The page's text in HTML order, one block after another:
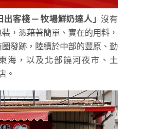
出客棧 — 牧場鮮奶達人」 沒有
，憑藉著簡單、實在的用料，
發跡，陸續於中部的豐原、勤
海，以及北部饒河夜市、土
。